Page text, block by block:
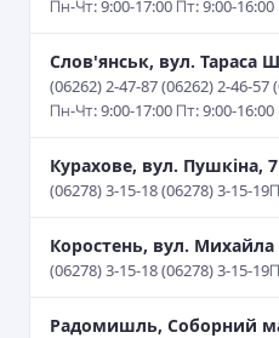
Пн-Чт: 9:00-17:00 Пт: 9:00-16:00
Слов'янськ, вул. Тараса
(06262) 2-47-87 (06262) 2-46-57
Пн-Чт: 9:00-17:00 Пт: 9:00-16:00
Курахове, вул. Пушкіна, 7
(06278) 3-15-18 (06278) 3-15-19
Коростень, вул. Михайла
(06278) 3-15-18 (06278) 3-15-19
Радомишль, Соборний